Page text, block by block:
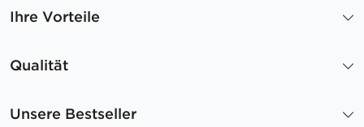
Ihre Vorteile
Qualität
Unsere Bestseller